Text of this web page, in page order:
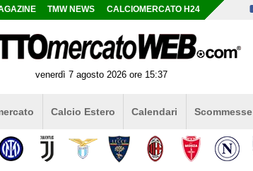
TMW NEWS CALCIOMERCATO H24
venerdì 7 agosto 2026 ore 15:37
Calcio Estero Calendari Scommesse